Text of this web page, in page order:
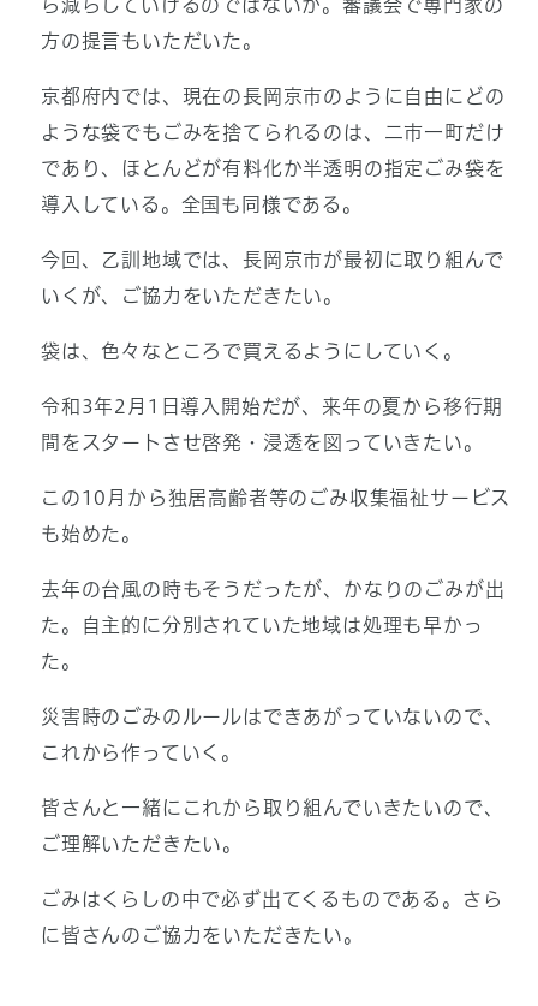
ら減らしていけるのではないか。審議会で専門家の
方の提言もいただいた。
京都府内では、現在の長岡京市のように自由にどの
ような袋でもごみを捨てられるのは、二市一町だけ
であり、ほとんどが有料化か半透明の指定ごみ袋を
導入している。全国も同様である。
今回、乙訓地域では、長岡京市が最初に取り組んで
いくが、ご協力をいただきたい。
袋は、色々なところで買えるようにしていく。
令和3年2月1日導入開始だが、来年の夏から移行期
間をスタートさせ啓発・浸透を図っていきたい。
この10月から独居高齢者等のごみ収集福祉サービス
も始めた。
去年の台風の時もそうだったが、かなりのごみが出
た。自主的に分別されていた地域は処理も早かっ
た。
災害時のごみのルールはできあがっていないので、
これから作っていく。
皆さんと一緒にこれから取り組んでいきたいので、
ご理解いただきたい。
ごみはくらしの中で必ず出てくるものである。さら
に皆さんのご協力をいただきたい。